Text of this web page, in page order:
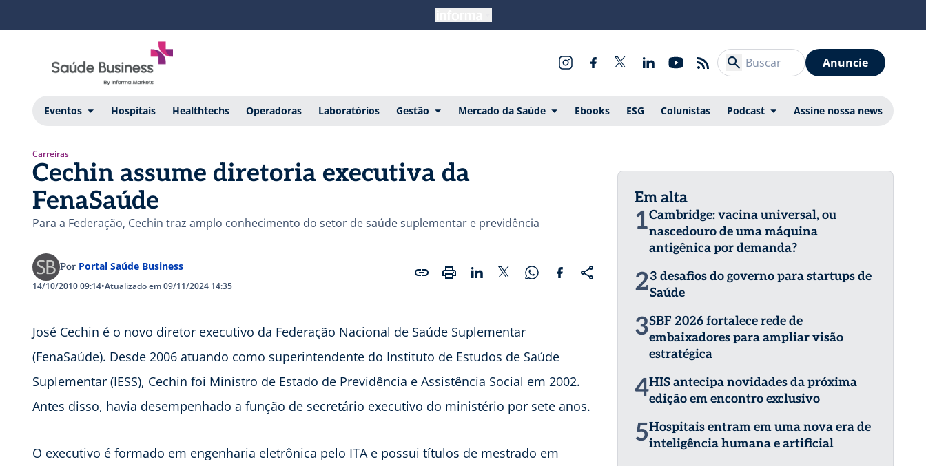
Anuncie
Eventos Hospitais Healthtechs Operadoras Laboratórios Gestão Mercado da Saúde Ebooks ESG Colunistas Podcast Assine nossa news
Carreiras
Cechin assume diretoria executiva da
FenaSaúde
Para a Federação, Cechin traz amplo conhecimento do setor de saúde suplementar e previdência
Por Portal Saúde Business
14/10/2010 09:14•Atualizado em 09/11/2024 14:35
José Cechin é o novo diretor executivo da Federação Nacional de Saúde Suplementar
(FenaSaúde). Desde 2006 atuando como superintendente do Instituto de Estudos de Saúde
Suplementar (IESS), Cechin foi Ministro de Estado de Previdência e Assistência Social em 2002.
Antes disso, havia desempenhado a função de secretário executivo do ministério por sete anos.
O executivo é formado em engenharia eletrônica pelo ITA e possui títulos de mestrado em
Em alta
1Cambridge: vacina universal, ou
nascedouro de uma máquina
antigênica por demanda?
23 desafios do governo para startups de
Saúde
3SBF 2026 fortalece rede de
embaixadores para ampliar visão
estratégica
4HIS antecipa novidades da próxima
edição em encontro exclusivo
5Hospitais entram em uma nova era de
inteligência humana e artificial